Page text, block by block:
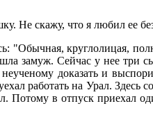
Не скажу, что я любил ее
"Обычная, круглолицая,
замуж. Сейчас у нее три
доказать и
работать на Урал.
Потому в отпуск